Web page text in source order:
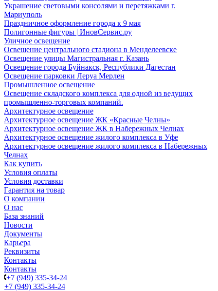
Украшение световыми консолями и перетяжками г.
Мариуполь
Праздничное оформление города к 9 мая
Полигонные фигуры | ИновСервис.ру
Уличное освещение
Освещение центрального стадиона в Менделеевске
Освещение улицы Магистральная г. Казань
Освещение города Буйнакск, Республики Дагестан
Освещение парковки Леруа Мерлен
Промышленное освещение
Освещение складского комплекса для одной из ведущих
промышленно-торговых компаний.
Архитектурное освещение
Архитектурное освещение ЖК «Красные Челны»
Архитектурное освещение ЖК в Набережных Челнах
Архитектурное освещение жилого комплекса в Уфе
Архитектурное освещение жилого комплекса в Набережных
Челнах
Как купить
Условия оплаты
Условия доставки
Гарантия на товар
О компании
О нас
База знаний
Новости
Документы
Карьера
Реквизиты
Контакты
Контакты
+7 (949) 335-34-24
+7 (949) 335-34-24